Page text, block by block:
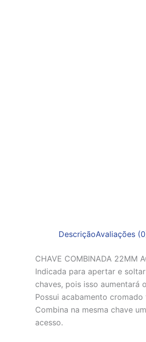
DescriçãoAvaliações
CHAVE COMBINADA 22MM
Indicada para apertar e
chaves, pois isso aumentará
Possui acabamento
Combina na mesma chave
acesso.